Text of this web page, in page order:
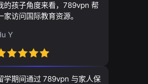
的孩子角度来看，789vpn 帮
家访问国际教育资源。
Y
学期间通过 789vpn 与家人保